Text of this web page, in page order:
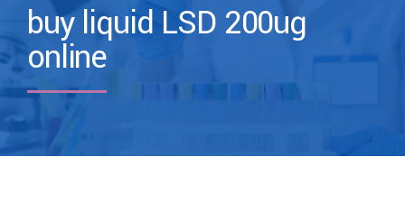
buy liquid LSD 200ug
online